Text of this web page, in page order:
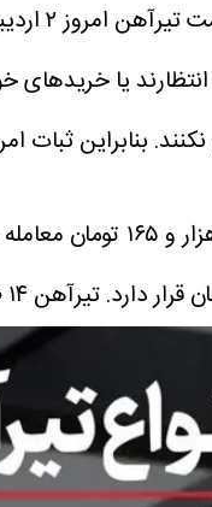
یا خریدهای
بنابراین ثبات
تیرآهن ۱۴ ظفر بناب هم با قیمت ۶۲ هزار و ۹۳۶ تومان به فروش می‌رود.